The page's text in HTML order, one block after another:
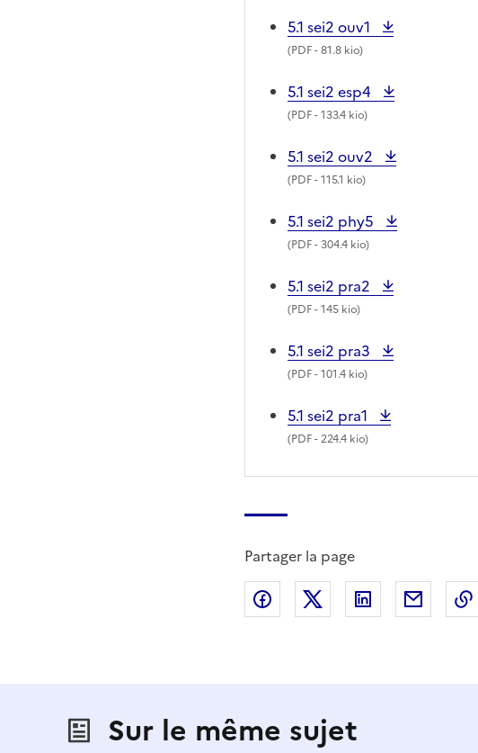
5.1 sei2 ouv1
(PDF- 81.8 kio)
5.1 sei2 esp4
(PDF- 133.4 kio)
5.1 sei2 ouv2
(PDF- 115.1 kio)
5.1 sei2 phy5
(PDF- 304.4 kio)
5.1 sei2 pra2
(PDF- 145 kio)
5.1 sei2 pra3
(PDF- 101.4 kio)
5.1 sei2 pra1
(PDF- 224.4 kio)
Partager la page
Partager sur Facebook
Partager sur X
Partager sur
Sur le même sujet